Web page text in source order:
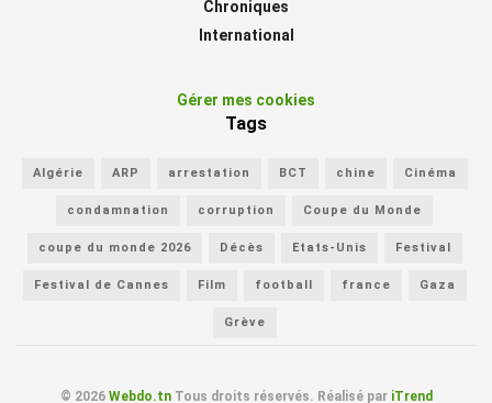
Chroniques
International
Gérer mes cookies
Tags
Algérie ARP arrestation BCT chine Cinéma
condamnation corruption Coupe du Monde
coupe du monde 2026 Décès Etats-Unis Festival
Festival de Cannes Film football france Gaza
Grève
© 2026 Webdo.tnTous droits réservés. Réalisé par iTrend